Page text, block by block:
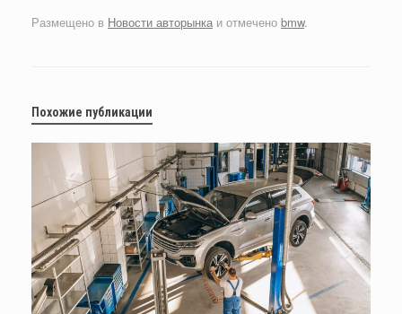
Размещено в Новости авторынка и отмечено bmw.
Похожие публикации